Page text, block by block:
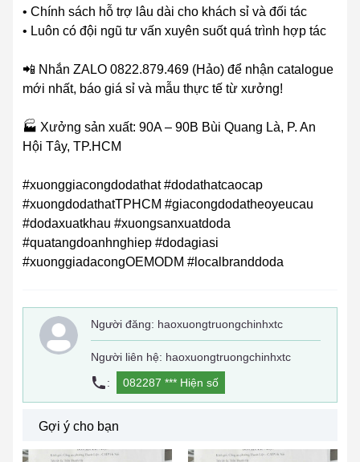
• Chính sách hỗ trợ lâu dài cho khách sỉ và đối tác
• Luôn có đội ngũ tư vấn xuyên suốt quá trình hợp tác
📲 Nhắn ZALO 0822.879.469 (Hảo) để nhận catalogue
mới nhất, báo giá sỉ và mẫu thực tế từ xưởng!
🏭 Xưởng sản xuất: 90A – 90B Bùi Quang Là, P. An
Hội Tây, TP.HCM
#xuonggiacongdodathat #dodathatcaocap
#xuongdodathatTPHCM #giacongdodatheoyeucau
#dodaxuatkhau #xuongsanxuatdoda
#quatangdoanhnghiep #dodagiasi
#xuonggiadacongOEMODM #localbranddoda
Người đăng: haoxuongtruongchinhxtc
Người liên hệ: haoxuongtruongchinhxtc
:
082287 *** Hiện số
Gợi ý cho bạn